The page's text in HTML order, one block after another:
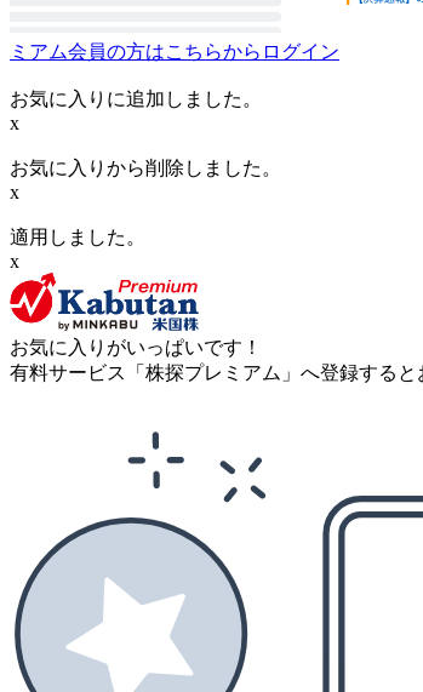
ミアム会員の方はこちらからログイン
お気に入りに追加しました。
x
お気に入りから削除しました。
x
適用しました。
x
お気に入りがいっぱいです！
有料サービス「株探プレミアム」へ登録する